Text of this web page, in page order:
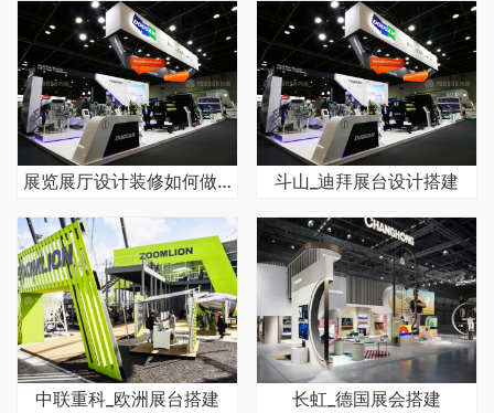
展览展厅设计装修如何做的更好 斗山_迪拜展台设计搭建
中联重科_欧洲展台搭建 长虹_德国展会搭建